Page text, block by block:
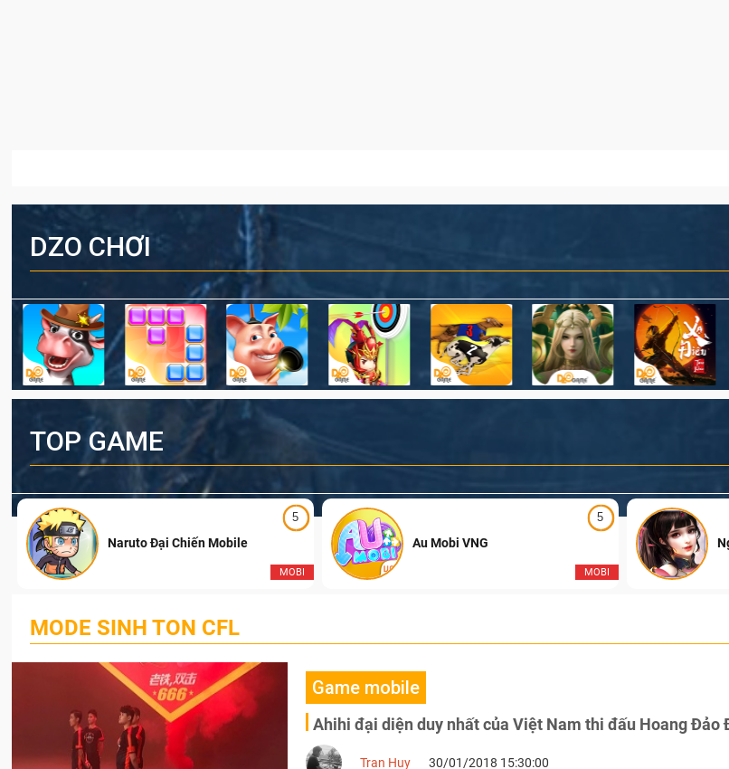
DZO CHƠI
TOP GAME
5
MOBI
Naruto Đại Chiến Mobile
5
MOBI
Au Mobi VNG
MODE SINH TON CFL
Game mobile
Ahihi đại diện duy nhất của Việt Nam thi đấu Hoang Đảo
Tran Huy 30/01/2018 15:30:00